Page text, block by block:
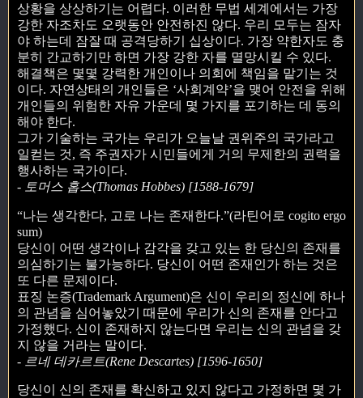
상황을 상상하기는 어렵다. 이러한 무법 세계에서는 가장
강한 자조차도 오랫동안 안전하진 않다. 우리 모두는 잠자
야 하는데 잠잘 때 공격당하기 십상이다. 가장 약한자도 충
분히 간교하기만 하면 가장 강한 자를 멸망시킬 수 있다.
해결책은 몇몇 강력한 개인이나 의회에 책임을 맡기는 것
이다. 자연상태의 개인들은 ‘사회계약’을 맺어 안전을 위해
개인들의 위험한 자유 가운데 몇 가지를 포기하는 데 동의
해야 한다.
그가 기술하는 국가는 우리가 오늘날 권위주의 국가라고
일컫는 것, 즉 주권자가 시민들에게 거의 무제한의 권력을
행사하는 국가이다.
- 토머스 홉스(Thomas Hobbes) [1588-1679]
“나는 생각한다, 고로 나는 존재한다.”(라틴어로 cogito ergo
sum)
당신이 어떤 생각이나 감각을 갖고 있는 한 당신의 존재를
의심하기는 불가능하다. 당신이 어떤 존재인가 하는 것은
또 다른 문제이다.
표징 논증(Trademark Argument)은 신이 우리의 정신에 하나
의 관념을 심어놓았기 때문에 우리가 신의 존재를 안다고
가정했다. 신이 존재하지 않는다면 우리는 신의 관념을 갖
지 않을 거라는 말이다.
- 르네 데카르트(Rene Descartes) [1596-1650]
당신이 신의 존재를 확신하고 있지 않다고 가정하면 몇 가